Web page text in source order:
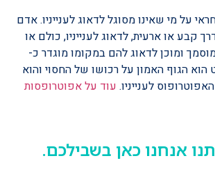
על מי שאינו מסוגל לדאוג לענייניו. אדם
קבע או ארעית, לדאוג לענייניו, כולם או
ומוכן לדאוג להם במקומו מוגדר כ-
הגוף האמון על רכושו של החסוי והוא
לענייניו.עוד על אפוטרופסות
אנחנו כאן בשבילכם.
ונציג יחזור אליכם בהקדם!